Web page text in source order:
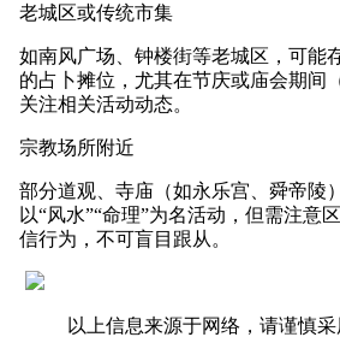
老城区或传统市集
如南风广场、钟楼街等老城区，可能
的占卜摊位，尤其在节庆或庙会期间
关注相关活动动态。
宗教场所附近
部分道观、寺庙（如永乐宫、舜帝陵
以“风水”“命理”为名活动，但需注意
信行为，不可盲目跟从。
以上信息来源于网络，请谨慎采